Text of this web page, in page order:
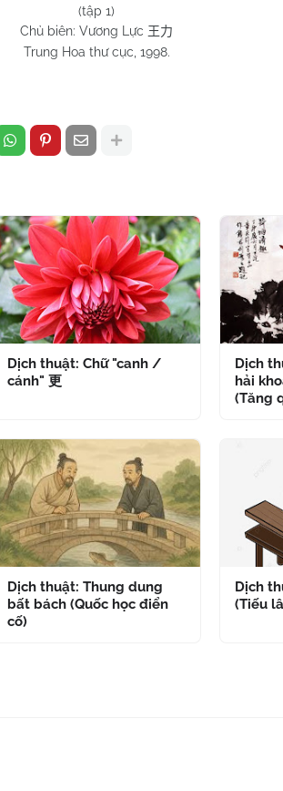
(tập 1)
Chủ biên: Vương Lực 王力
Trung Hoa thư cục, 1998.
Dịch thuật: Chữ "canh /
cánh" 更
Dịch
hải
(Tăng
Dịch thuật: Thung dung
bất bách (Quốc học điển
cố)
Dịch
(Tiếu